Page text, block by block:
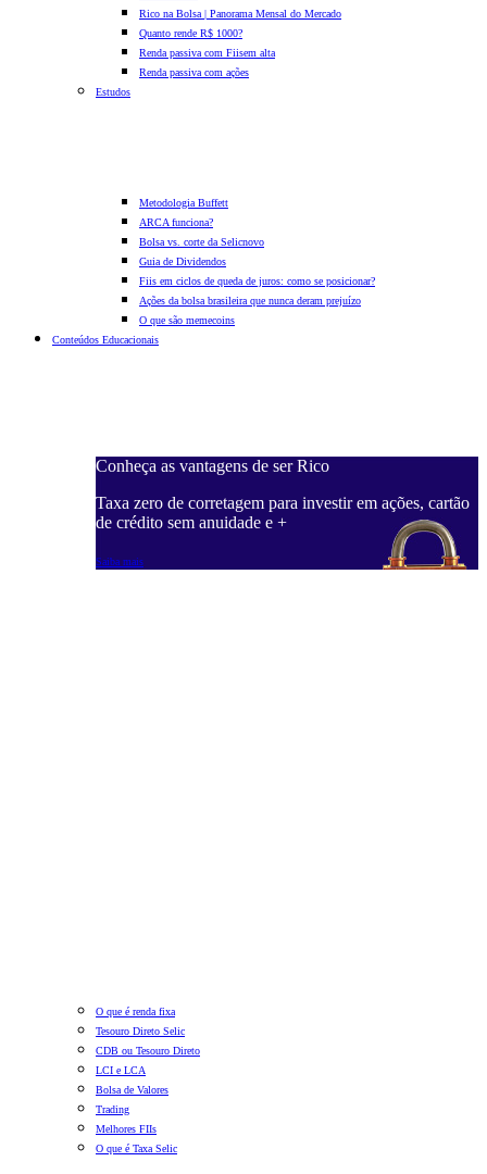
Rico na Bolsa | Panorama Mensal do Mercado
Quanto rende R$ 1000?
Renda passiva com Fiisem alta
Renda passiva com ações
Estudos
Metodologia Buffett
ARCA funciona?
Bolsa vs. corte da Selicnovo
Guia de Dividendos
Fiis em ciclos de queda de juros: como se posicionar?
Ações da bolsa brasileira que nunca deram prejuízo
O que são memecoins
Conteúdos Educacionais
Conheça as vantagens de ser Rico
Taxa zero de corretagem para investir em ações, cartão
de crédito sem anuidade e +
Saiba mais
O que é renda fixa
Tesouro Direto Selic
CDB ou Tesouro Direto
LCI e LCA
Bolsa de Valores
Trading
Melhores FIIs
O que é Taxa Selic